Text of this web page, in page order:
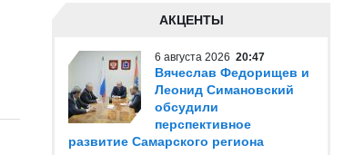
АКЦЕНТЫ
6 августа 2026 20:47
Вячеслав Федорищев и
Леонид Симановский
обсудили
перспективное
развитие Самарского региона